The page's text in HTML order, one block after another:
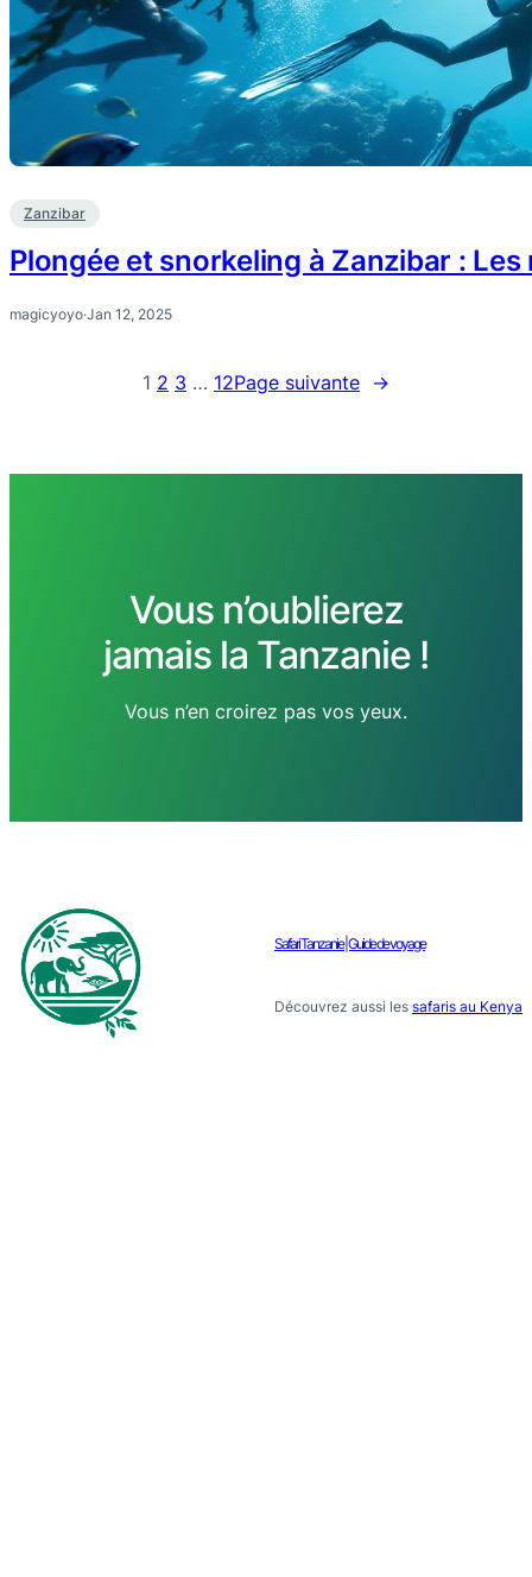
Zanzibar
Plongée et snorkeling à Zanzibar :
magicyoyo·Jan 12, 2025
1 2 3 … 12Page suivante →
Vous n’oublierez
jamais la Tanzanie !
Vous n’en croirez pas vos yeux.
Safari Tanzanie | Guide de voyage
Découvrez aussi les safaris au Kenya